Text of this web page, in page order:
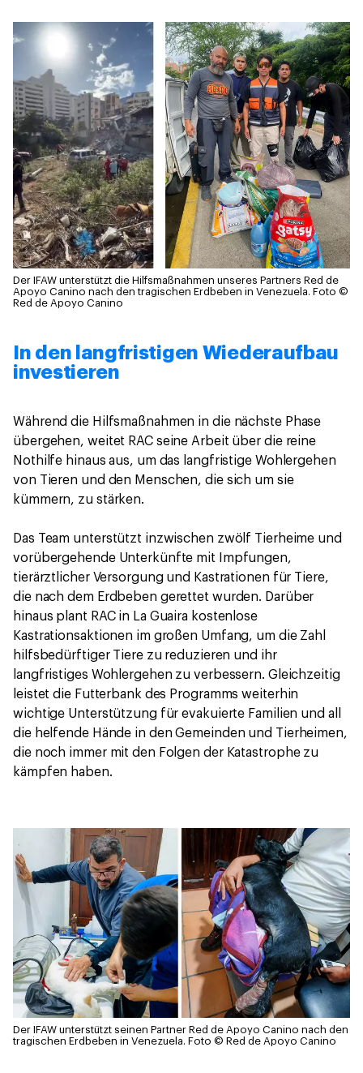
Der IFAW unterstützt die Hilfsmaßnahmen unseres Partners Red de
Apoyo Canino nach den tragischen Erdbeben in Venezuela. Foto ©
Red de Apoyo Canino
In den langfristigen Wiederaufbau
investieren
Während die Hilfsmaßnahmen in die nächste Phase
übergehen, weitet RAC seine Arbeit über die reine
Nothilfe hinaus aus, um das langfristige Wohlergehen
von Tieren und den Menschen, die sich um sie
kümmern, zu stärken.
Das Team unterstützt inzwischen zwölf Tierheime und
vorübergehende Unterkünfte mit Impfungen,
tierärztlicher Versorgung und Kastrationen für Tiere,
die nach dem Erdbeben gerettet wurden. Darüber
hinaus plant RAC in La Guaira kostenlose
Kastrationsaktionen im großen Umfang, um die Zahl
hilfsbedürftiger Tiere zu reduzieren und ihr
langfristiges Wohlergehen zu verbessern. Gleichzeitig
leistet die Futterbank des Programms weiterhin
wichtige Unterstützung für evakuierte Familien und all
die helfende Hände in den Gemeinden und Tierheimen,
die noch immer mit den Folgen der Katastrophe zu
kämpfen haben.
Der IFAW unterstützt seinen Partner Red de Apoyo Canino nach den
tragischen Erdbeben in Venezuela. Foto © Red de Apoyo Canino